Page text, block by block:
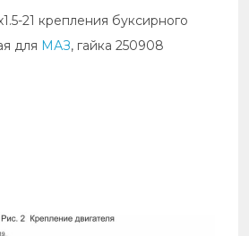
21 крепления буксирного
для МАЗ, гайка 250908